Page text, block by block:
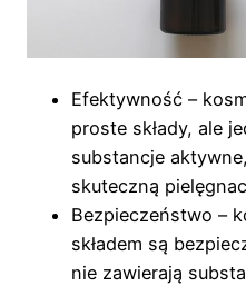
Efektywność –
proste składy, ale
substancje
skuteczną
Bezpieczeństwo –
składem są
nie zawierają